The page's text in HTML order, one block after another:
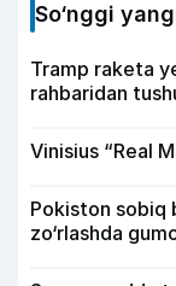
So‘nggi
Tramp raketa
rahbaridan
Vinisius “Real
Pokiston sobiq
zo‘rlashda